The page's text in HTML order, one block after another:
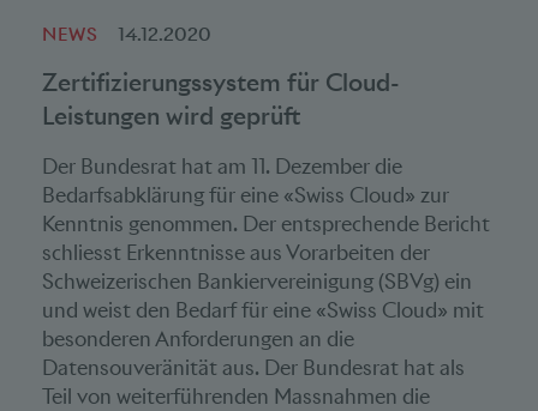
NEWS 14.12.2020
Zertifizierungssystem für Cloud-
Leistungen wird geprüft
Der Bundesrat hat am 11. Dezember die
Bedarfsabklärung für eine «Swiss Cloud» zur
Kenntnis genommen. Der entsprechende Bericht
schliesst Erkenntnisse aus Vorarbeiten der
Schweizerischen Bankiervereinigung (SBVg) ein
und weist den Bedarf für eine «Swiss Cloud» mit
besonderen Anforderungen an die
Datensouveränität aus. Der Bundesrat hat als
Teil von weiterführenden Massnahmen die